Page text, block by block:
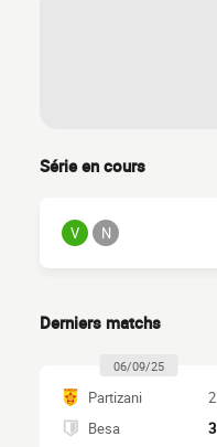
Série en cours
V N
Derniers matchs
06/09/25
Partizani
2
Besa
3